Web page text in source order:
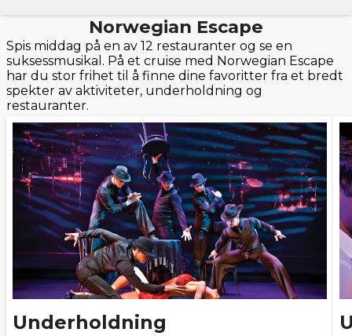
Norwegian Escape
Spis middag på en av 12 restauranter og se en
suksessmusikal. På et cruise med Norwegian Escape
har du stor frihet til å finne dine favoritter fra et bredt
spekter av aktiviteter, underholdning og
restauranter.
Underholdning